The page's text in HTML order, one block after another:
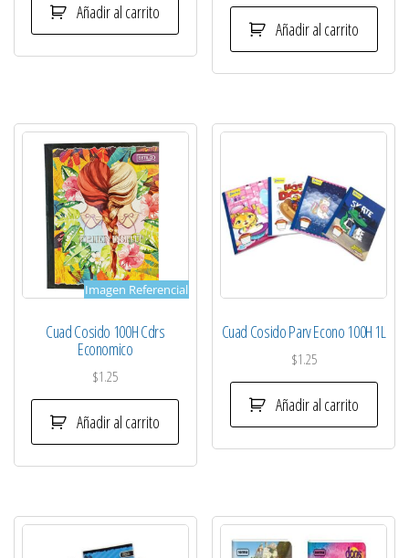
Añadir al carrito
Añadir al carrito
Imagen Referencial
Cuad Cosido 100H Cdrs
Economico
$1.25
Añadir al carrito
Cuad Cosido Parv Econo 100H 1L
$1.25
Añadir al carrito